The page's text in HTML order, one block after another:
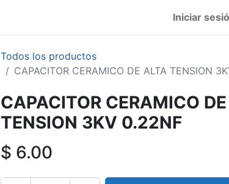
Iniciar
Todos los productos
CAPACITOR CERAMICO DE ALTA TENSION
CAPACITOR CERAMICO
TENSION 3KV 0.22NF
$ 6.00